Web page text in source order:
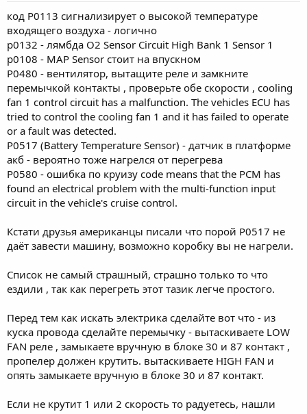
код Р0113 сигнализирует о высокой температуре
входящего воздуха - логично
р0132 - лямбда O2 Sensor Circuit High Bank 1 Sensor 1
р0108 - MAP Sensor стоит на впускном
P0480 - вентилятор, вытащите реле и замкните
перемычкой контакты , проверьте обе скорости , cooling
fan 1 control circuit has a malfunction. The vehicles ECU has
tried to control the cooling fan 1 and it has failed to operate
or a fault was detected.
P0517 (Battery Temperature Sensor) - датчик в платформе
акб - вероятно тоже нагрелся от перегрева
P0580 - ошибка по круизу code means that the PCM has
found an electrical problem with the multi-function input
circuit in the vehicle's cruise control.
Кстати друзья американцы писали что порой P0517 не
даёт завести машину, возможно коробку вы не нагрели.
Список не самый страшный, страшно только то что
ездили , так как перегреть этот тазик легче простого.
Перед тем как искать электрика сделайте вот что - из
куска провода сделайте перемычку - вытаскиваете LOW
FAN реле , замыкаете вручную в блоке 30 и 87 контакт ,
пропелер должен крутить. вытаскиваете HIGH FAN и
опять замыкаете вручную в блоке 30 и 87 контакт.
Если не крутит 1 или 2 скорость то радуетесь, нашли